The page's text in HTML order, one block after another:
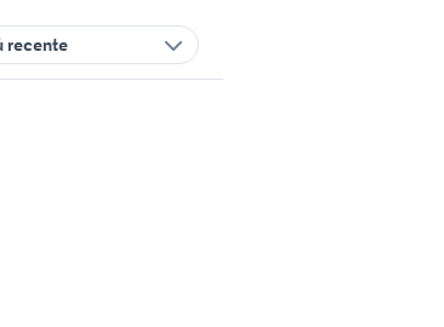
recente